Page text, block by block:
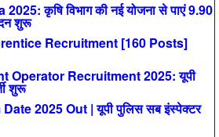
कृषि विभाग की नई योजना से पाएं 9.90
शुरू
Recruitment [160 Posts]
Operator Recruitment 2025: यूपी
शुरू
2025 Out | यूपी पुलिस सब इंस्पेक्टर